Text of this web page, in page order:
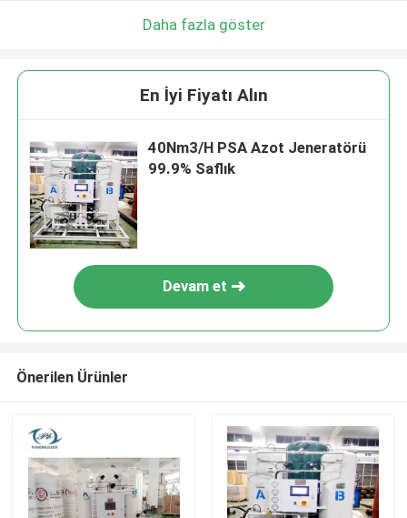
Daha fazla göster
En İyi Fiyatı Alın
40Nm3/H PSA Azot Jeneratörü
99.9% Saflık
Devam et
Önerilen Ürünler